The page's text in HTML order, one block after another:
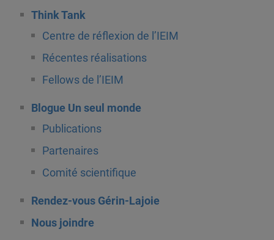
Think Tank
Centre de réflexion de l’IEIM
Récentes réalisations
Fellows de l’IEIM
Blogue Un seul monde
Publications
Partenaires
Comité scientifique
Rendez-vous Gérin-Lajoie
Nous joindre